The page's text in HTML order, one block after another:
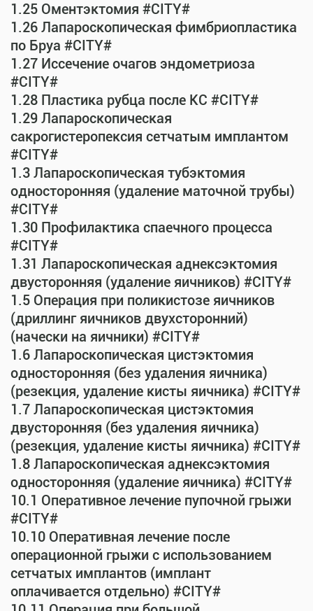
1.25 Оментэктомия #CITY#
1.26 Лапароскопическая фимбриопластика
по Бруа #CITY#
1.27 Иссечение очагов эндометриоза
#CITY#
1.28 Пластика рубца после КС #CITY#
1.29 Лапароскопическая
сакрогистеропексия сетчатым имплантом
#CITY#
1.3 Лапароскопическая тубэктомия
односторонняя (удаление маточной трубы)
#CITY#
1.30 Профилактика спаечного процесса
#CITY#
1.31 Лапароскопическая аднексэктомия
двусторонняя (удаление яичников) #CITY#
1.5 Операция при поликистозе яичников
(дриллинг яичников двухсторонний)
(начески на яичники) #CITY#
1.6 Лапароскопическая цистэктомия
односторонняя (без удаления яичника)
(резекция, удаление кисты яичника) #CITY#
1.7 Лапароскопическая цистэктомия
двусторонняя (без удаления яичника)
(резекция, удаление кисты яичника) #CITY#
1.8 Лапароскопическая аднексэктомия
односторонняя (удаление яичника) #CITY#
10.1 Оперативное лечение пупочной грыжи
#CITY#
10.10 Оперативная лечение после
операционной грыжи с использованием
сетчатых имплантов (имплант
оплачивается отдельно) #CITY#